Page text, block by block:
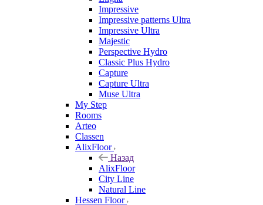
Impressive
Impressive patterns Ultra
Impressive Ultra
Majestic
Perspective Hydro
Classic Plus Hydro
Capture
Capture Ultra
Muse Ultra
My Step
Rooms
Arteo
Classen
AlixFloor
Назад
AlixFloor
City Line
Natural Line
Hessen Floor